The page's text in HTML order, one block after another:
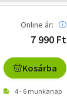
Online ár:
7 990 Ft
Kosárba
4 - 6 munkanap